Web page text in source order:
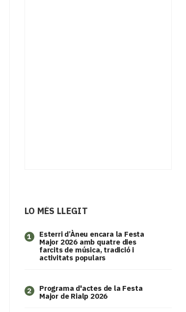
LO MÉS LLEGIT
1
Esterri d’Àneu encara la Festa
Major 2026 amb quatre dies
farcits de música, tradició i
activitats populars
2
Programa d'actes de la Festa
Major de Rialp 2026